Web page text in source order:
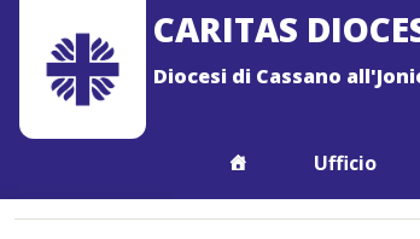
content
CARITAS
Diocesi di Cassano
Ufficio